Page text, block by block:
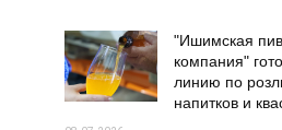
"Ишимская
компания"
линию по
напитков и